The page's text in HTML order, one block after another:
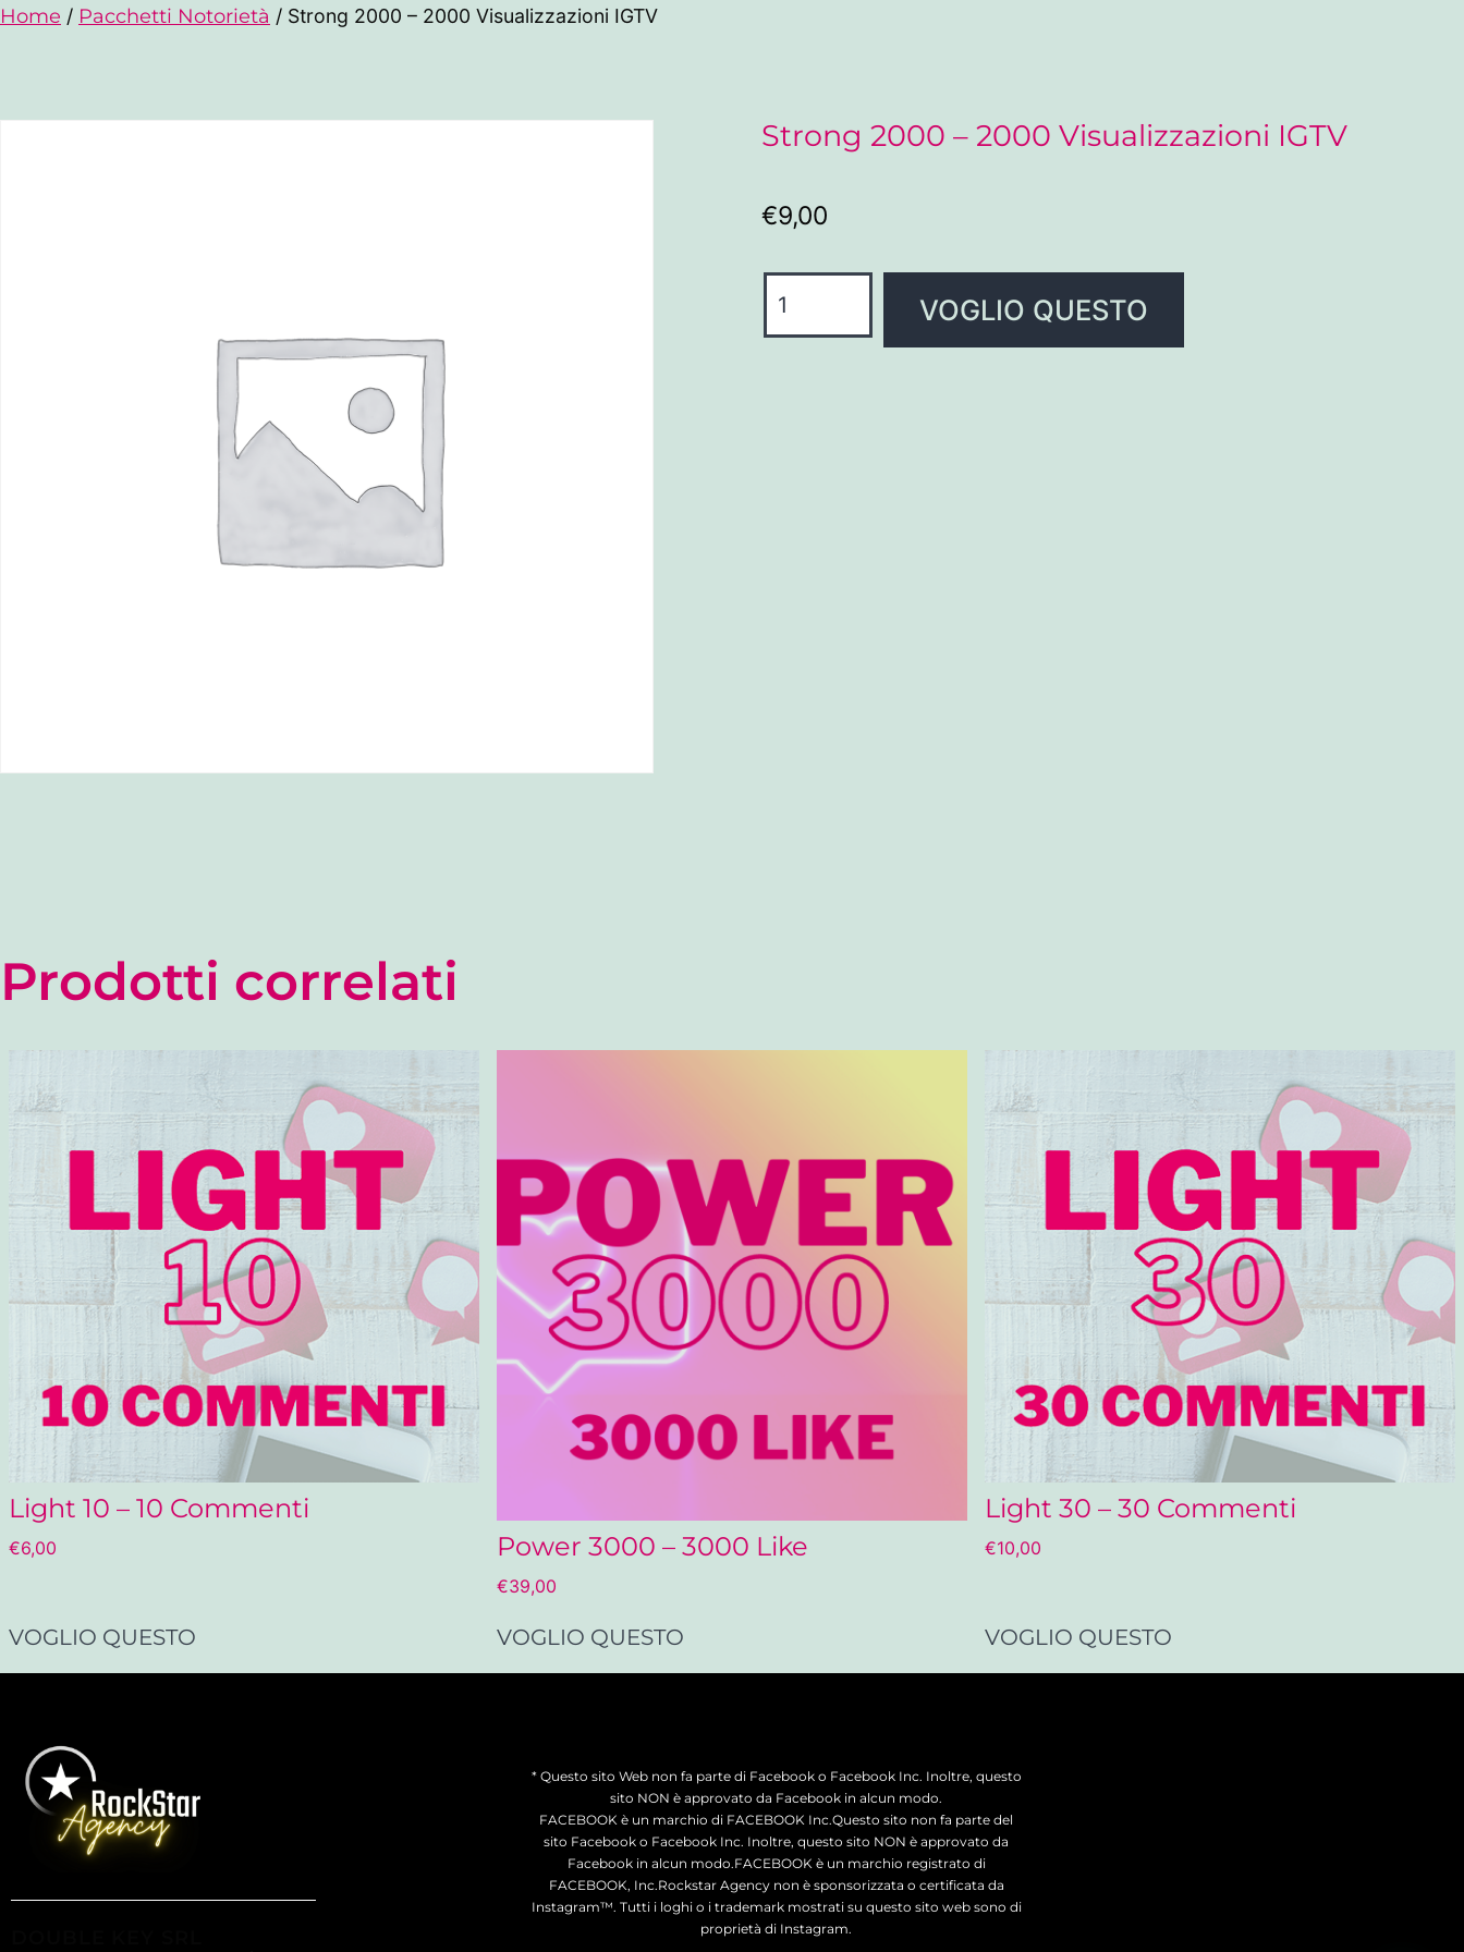
Home / Pacchetti Notorietà / Strong 2000 – 2000 Visualizzazioni IGTV
Strong 2000 – 2000 Visualizzazioni IGTV
€9,00
VOGLIO QUESTO
Prodotti correlati
Light 10 – 10 Commenti
€6,00
VOGLIO QUESTO
Power 3000 – 3000 Like
€39,00
VOGLIO QUESTO
Light 30 – 30 Commenti
€10,00
VOGLIO QUESTO
* Questo sito Web non fa parte di Facebook o Facebook Inc. Inoltre, questo
sito NON è approvato da Facebook in alcun modo.
FACEBOOK è un marchio di FACEBOOK Inc.Questo sito non fa parte del
sito Facebook o Facebook Inc. Inoltre, questo sito NON è approvato da
Facebook in alcun modo.FACEBOOK è un marchio registrato di
FACEBOOK, Inc.Rockstar Agency non è sponsorizzata o certificata da
Instagram™. Tutti i loghi o i trademark mostrati su questo sito web sono di
proprietà di Instagram.